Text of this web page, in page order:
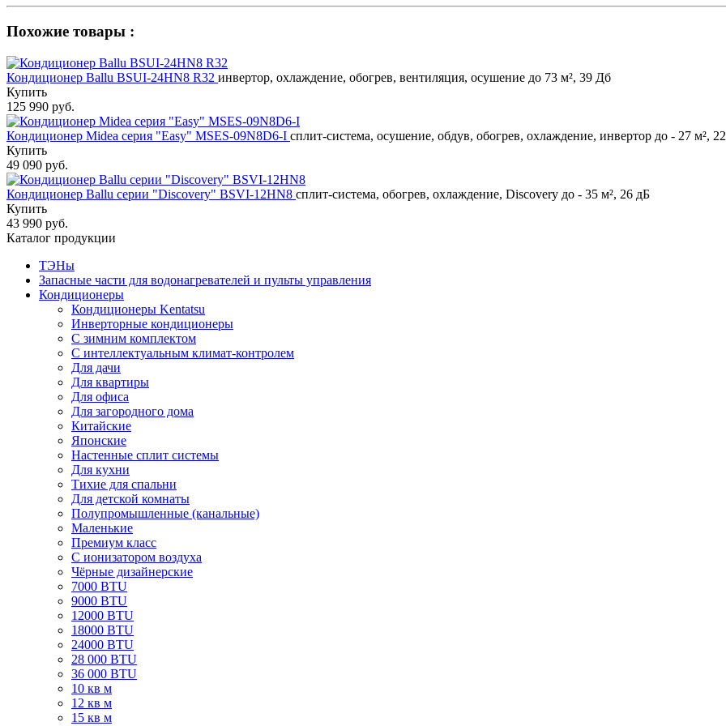
Похожие товары :
Кондиционер Ballu BSUI-24HN8 R32 инвертор, охлаждение, обогрев, вентиляция, осушение до 73 м², 39 Дб
Купить
125 990 руб.
Кондиционер Midea серия "Easy" MSES-09N8D6-I сплит-система, осушение, обдув, обогрев, охлаждение, инвертор до - 27 м²,
Купить
49 090 руб.
Кондиционер Ballu серии "Discovery" BSVI-12HN8 сплит-система, обогрев, охлаждение, Discovery до - 35 м², 26 дБ
Купить
43 990 руб.
Каталог продукции
ТЭНы
Запасные части для водонагревателей и пульты управления
Кондиционеры
Кондиционеры Kentatsu
Инверторные кондиционеры
С зимним комплектом
С интеллектуальным климат-контролем
Для дачи
Для квартиры
Для офиса
Для загородного дома
Китайские
Японские
Настенные сплит системы
Для кухни
Тихие для спальни
Для детской комнаты
Полупромышленные (канальные)
Маленькие
Премиум класс
C ионизатором воздуха
Чёрные дизайнерские
7000 BTU
9000 BTU
12000 BTU
18000 BTU
24000 BTU
28 000 BTU
36 000 BTU
10 кв м
12 кв м
15 кв м